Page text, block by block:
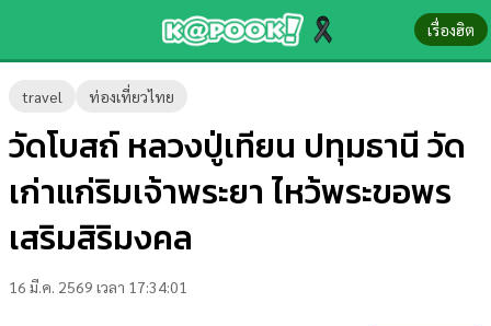
เรื่องฮิต
travel ท่องเที่ยวไทย
วัดโบสถ์ หลวงปู่เทียน ปทุมธานี วัด
เก่าแก่ริมเจ้าพระยา ไหว้พระขอพร
เสริมสิริมงคล
16 มี.ค. 2569 เวลา 17:34:01
ข่าว-
ความ
รู้
บันเทิง